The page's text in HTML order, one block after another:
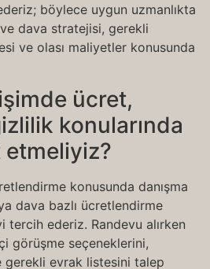
böylece uygun uzmanlıkta
dava stratejisi, gerekli
ve olası maliyetler konusunda
ücret,
konularında
konusunda danışma
dava bazlı ücretlendirme
ederiz. Randevu alırken
görüşme seçeneklerini,
gerekli evrak listesini talep